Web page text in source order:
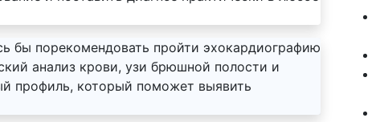
бы порекомендовать пройти эхокардиографию
анализ крови, узи брюшной полости и
профиль, который поможет выявить